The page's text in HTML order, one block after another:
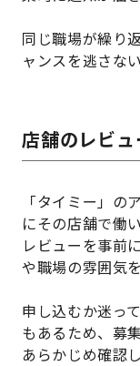
同じ職場が繰り
ャンスを逃さな
店舗のレビュ
「タイミー」の
にその店舗で働
レビューを事前
や職場の雰囲気
申し込むか迷っ
もあるため、募
あらかじめ確認